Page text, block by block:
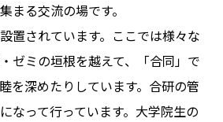
まる交流の場です。
置されています。ここでは様々な
ゼミの垣根を越えて、「合同」で
を深めたりしています。合研の管
なって行っています。大学院生の